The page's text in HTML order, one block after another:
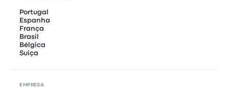
Portugal
Espanha
França
Brasil
Bélgica
Suiça
EMPRESA